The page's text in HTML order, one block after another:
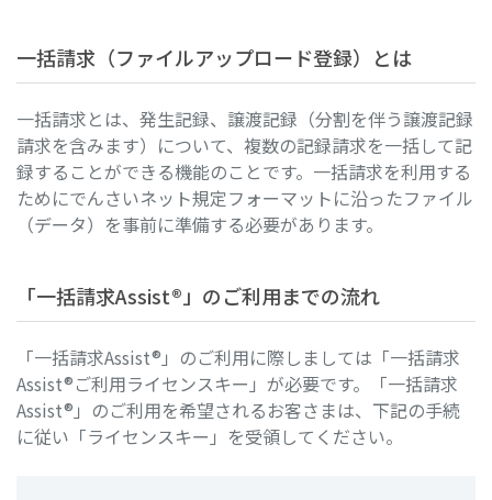
一括請求（ファイルアップロード登録）とは
一括請求とは、発生記録、譲渡記録（分割を伴う譲渡記録
請求を含みます）について、複数の記録請求を一括して記
録することができる機能のことです。一括請求を利用する
ためにでんさいネット規定フォーマットに沿ったファイル
（データ）を事前に準備する必要があります。
「一括請求Assist®」のご利用までの流れ
「一括請求Assist®」のご利用に際しましては「一括請求
Assist®ご利用ライセンスキー」が必要です。「一括請求
Assist®」のご利用を希望されるお客さまは、下記の手続
に従い「ライセンスキー」を受領してください。